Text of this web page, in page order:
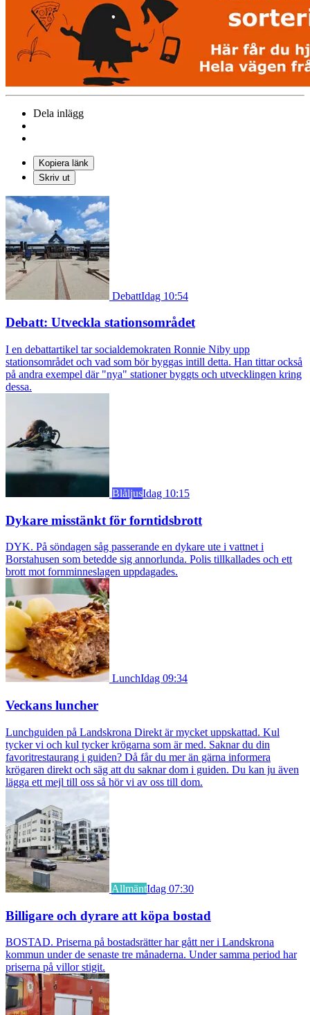
Dela inlägg
Kopiera länk
Skriv ut
DebattIdag 10:54
Debatt: Utveckla stationsområdet
I en debattartikel tar socialdemokraten Ronnie Niby upp
stationsområdet och vad som bör byggas intill detta. Han tittar också
på andra exempel där "nya" stationer byggts och utvecklingen kring
dessa.
BlåljusIdag 10:15
Dykare misstänkt för forntidsbrott
DYK. På söndagen såg passerande en dykare ute i vattnet i
Borstahusen som betedde sig annorlunda. Polis tillkallades och ett
brott mot fornminneslagen uppdagades.
LunchIdag 09:34
Veckans luncher
Lunchguiden på Landskrona Direkt är mycket uppskattad. Kul
tycker vi och kul tycker krögarna som är med. Saknar du din
favoritrestaurang i guiden? Då får du mer än gärna informera
krögaren direkt och säg att du saknar dom i guiden. Du kan ju även
lägga ett mejl till oss så hör vi av oss till dom.
AllmäntIdag 07:30
Billigare och dyrare att köpa bostad
BOSTAD. Priserna på bostadsrätter har gått ner i Landskrona
kommun under de senaste tre månaderna. Under samma period har
priserna på villor stigit.